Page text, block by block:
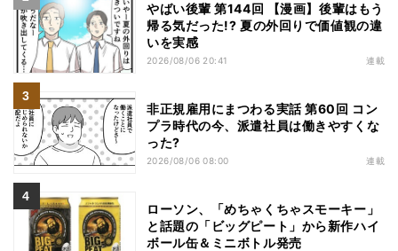
やばい後輩 第144回 【漫画】後輩はもう
帰る気だった!? 夏の外回りで価値観の違
いを実感
2026/08/06 20:41 連載
非正規雇用にまつわる実話 第60回 コン
プラ時代の今、派遣社員は働きやすくな
った?
2026/08/06 08:00 連載
ローソン、「めちゃくちゃスモーキー」
と話題の「ビッグピート」から新作ハイ
ボール缶＆ミニボトル発売